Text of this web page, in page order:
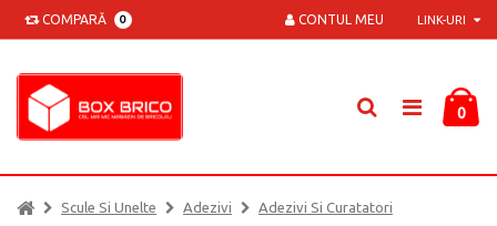
COMPARĂ 0 LINK-URI
CONTUL MEU
0
Scule Si Unelte Adezivi
Adezivi Si Curatatori